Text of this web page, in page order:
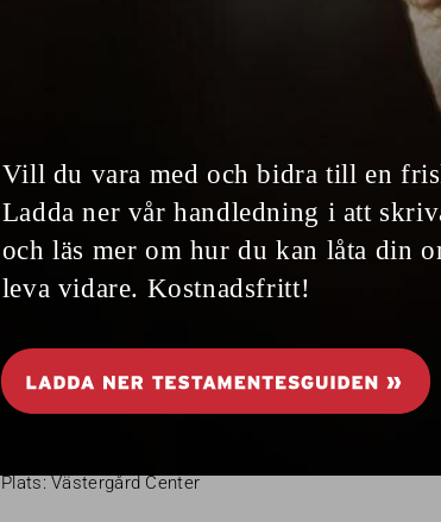
SPF
Här hittar du några av de SPF-föreningar som deltar i
SPF Häggen i Piteå, Norrbotten
Plats: Samvarons lokaler på Hamnplan.
SPF Glimma, Skåne ordnar Peppar Peppar genom ett
Plats: Västergård Center